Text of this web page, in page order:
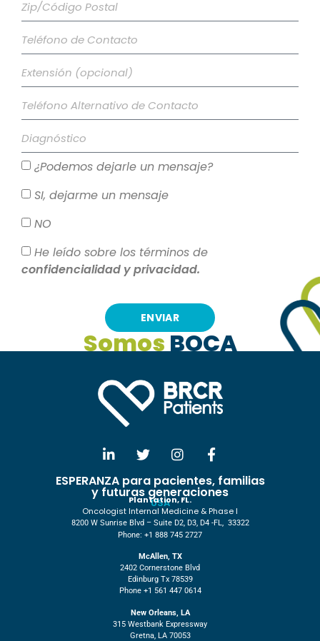
¿Podemos dejarle un mensaje?
SI, dejarme un mensaje
NO
He leído sobre los términos de
confidencialidad y privacidad.
ENVIAR
SomosBOCA
ESPERANZA para pacientes, familias
y futuras generaciones
USA
Plantation, FL.
Oncologist Internal Medicine & Phase I
8200 W Sunrise Blvd – Suite D2, D3, D4 -FL, 33322
Phone: +1 888 745 2727
McAllen, TX
2402 Cornerstone Blvd
Edinburg Tx 78539
Phone +1 561 447 0614
New Orleans, LA
315 Westbank Expressway
Gretna, LA 70053